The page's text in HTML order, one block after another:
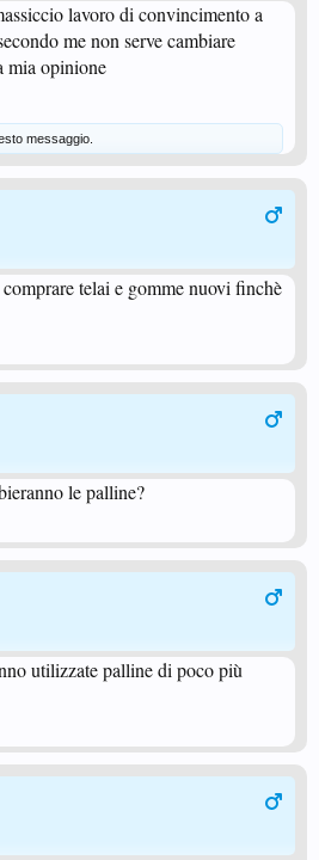
lavoro di convincimento a
me non serve cambiare
mia opinione
messaggio.
telai e gomme nuovi finchè
le palline?
utilizzate palline di poco più